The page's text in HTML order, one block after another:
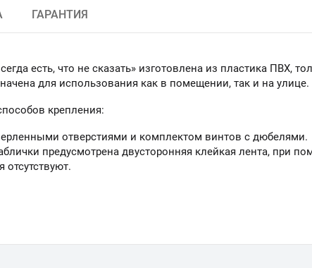
ГАРАНТИЯ
есть, что не сказать» изготовлена из пластика ПВХ,
для использования как в помещении, так и на улице.
крепления:
отверстиями и комплектом винтов с дюбелями.
предусмотрена двусторонняя клейкая лента, при